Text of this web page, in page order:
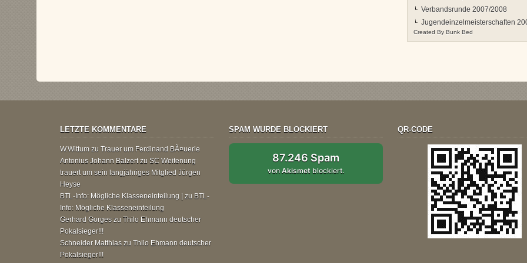
Verbandsrunde 2007/2008
Jugendeinzelmeisterschaften
Created By Bunk Bed
LETZTE KOMMENTARE
W.Wittum zu Trauer um Ferdinand BÃ¤uerle
Antonius Johann Balzertzu SC Weitenung
trauert um sein langjähriges Mitglied Jürgen
Heyse
BTL-Info: Mögliche Klasseneinteilung |
zu BTL-
Info: Mögliche Klasseneinteilung
Gerhard Gorges zu Thilo Ehmann deutscher
Pokalsieger!!!
Schneider Matthias zu Thilo Ehmann deutscher
Pokalsieger!!!
SPAM WURDE BLOCKIERT
87.246 Spam
vonAkismet blockiert.
QR-CODE